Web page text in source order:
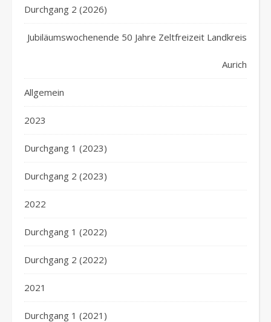
Durchgang 2 (2026)
Jubiläumswochenende 50 Jahre Zeltfreizeit Landkreis
Aurich
Allgemein
2023
Durchgang 1 (2023)
Durchgang 2 (2023)
2022
Durchgang 1 (2022)
Durchgang 2 (2022)
2021
Durchgang 1 (2021)